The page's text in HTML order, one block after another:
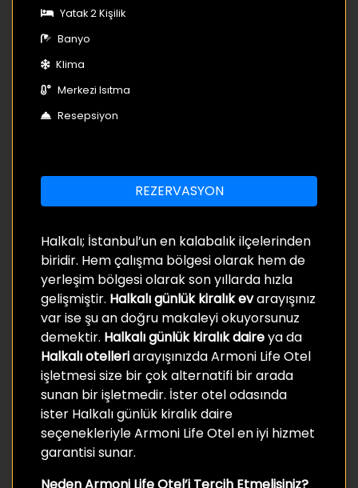
Yatak 2 Kişilik
Banyo
Klima
Merkezi Isıtma
Resepsiyon
REZERVASYON
Halkalı; İstanbul’un en kalabalık ilçelerinden
biridir. Hem çalışma bölgesi olarak hem de
yerleşim bölgesi olarak son yıllarda hızla
gelişmiştir. Halkalı günlük kiralık evarayışınız
var ise şu an doğru makaleyi okuyorsunuz
demektir. Halkalı günlük kiralık daireya da
Halkalı otelleriarayışınızda Armoni Life Otel
işletmesi size bir çok alternatifi bir arada
sunan bir işletmedir. İster otel odasında
ister Halkalı günlük kiralık daire
seçenekleriyle Armoni Life Otel en iyi hizmet
garantisi sunar.
Neden Armoni Life Otel’i Tercih Etmelisiniz?